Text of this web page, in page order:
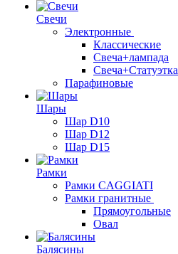
Свечи
Электронные
Классические
Свеча+лампада
Свеча+Статуэтка
Парафиновые
Шары
Шар D10
Шар D12
Шар D15
Рамки
Рамки CAGGIATI
Рамки гранитные
Прямоугольные
Овал
Балясины